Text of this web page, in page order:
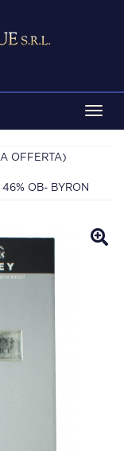
OFFERTA)
OB- BYRON